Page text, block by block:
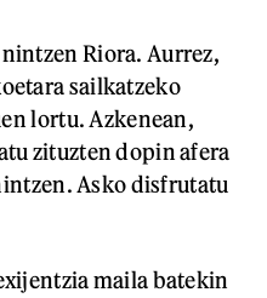
Riora. Aurrez,
sailkatzeko
lortu. Azkenean,
zituzten dopin afera
Asko disfrutatu
maila batekin